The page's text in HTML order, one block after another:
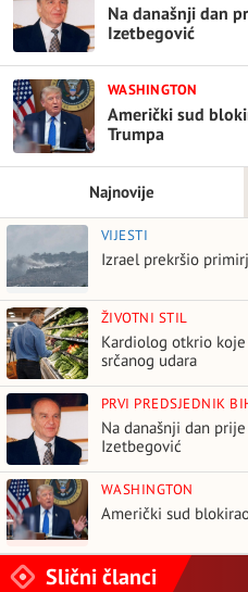
Na današnji dan
Izetbegović
WASHINGTON
Američki sud
Trumpa
Najnovije
VIJESTI
Izrael prekršio
ŽIVOTNI STIL
Kardiolog otkrio
srčanog udara
PRVI PREDSJEDNIK
Na današnji dan
Izetbegović
WASHINGTON
Američki sud
Slični članci